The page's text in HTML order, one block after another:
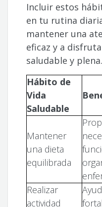
Incluir estos
en tu rutina
mantener una
eficaz y a
saludable y plena.
Hábito de
Vida
Saludable
Mantener
una dieta
equilibrada
Realizar
actividad